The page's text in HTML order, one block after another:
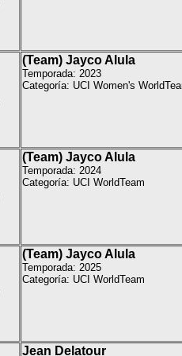
(Team) Jayco Alula
Temporada: 2023
Categoría: UCI Women's
(Team) Jayco Alula
Temporada: 2024
Categoría: UCI WorldTeam
(Team) Jayco Alula
Temporada: 2025
Categoría: UCI WorldTeam
Jean Delatour